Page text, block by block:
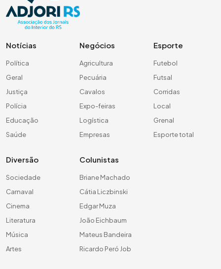
Notícias
Política
Geral
Justiça
Polícia
Educação
Saúde
Negócios
Agricultura
Pecuária
Cavalos
Expo-feiras
Logística
Empresas
Esporte
Futebol
Futsal
Corridas
Local
Grenal
Esporte total
Diversão
Sociedade
Carnaval
Cinema
Literatura
Música
Artes
Colunistas
Briane Machado
Cátia Liczbinski
Edgar Muza
João Eichbaum
Mateus Bandeira
Ricardo Peró Job